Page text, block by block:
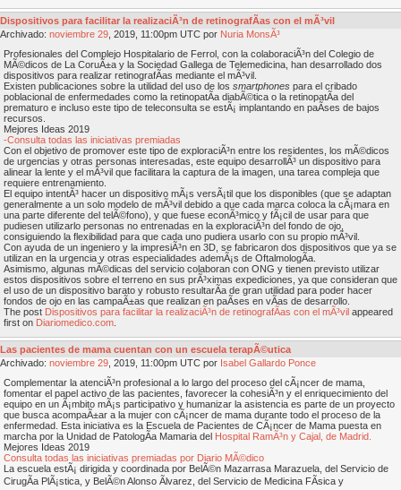
Dispositivos para facilitar la realizaciÃ³n de retinografÃ­as con el mÃ³vil
Archivado: noviembre 29 , 2019, 11:00pm UTC por Nuria MonsÃ³
Profesionales del Complejo Hospitalario de Ferrol, con la colaboraciÃ³n del Colegio de
MÃ©dicos de La CoruÃ±a y la Sociedad Gallega de Telemedicina, han desarrollado dos
dispositivos para realizar retinografÃ­as mediante el mÃ³vil.
Existen publicaciones sobre la utilidad del uso de los smartphones para el cribado
poblacional de enfermedades como la retinopatÃ­a diabÃ©tica o la retinopatÃ­a del
prematuro e incluso este tipo de teleconsulta se estÃ¡ implantando en paÃ­ses de bajos
recursos.
Mejores Ideas 2019
-Consulta todas las iniciativas premiadas
Con el objetivo de promover este tipo de exploraciÃ³n entre los residentes, los mÃ©dicos
de urgencias y otras personas interesadas, este equipo desarrollÃ³ un dispositivo para
alinear la lente y el mÃ³vil que facilitara la captura de la imagen, una tarea compleja que
requiere entrenamiento.
El equipo intentÃ³ hacer un dispositivo mÃ¡s versÃ¡til que los disponibles (que se adaptan
generalmente a un solo modelo de mÃ³vil debido a que cada marca coloca la cÃ¡mara en
una parte diferente del telÃ©fono), y que fuese econÃ³mico y fÃ¡cil de usar para que
pudiesen utilizarlo personas no entrenadas en la exploraciÃ³n del fondo de ojo,
consiguiendo la flexibilidad para que cada uno pudiera usarlo con su propio mÃ³vil.
Con ayuda de un ingeniero y la impresiÃ³n en 3D, se fabricaron dos dispositivos que ya se
utilizan en la urgencia y otras especialidades ademÃ¡s de OftalmologÃ­a.
Asimismo, algunas mÃ©dicas del servicio colaboran con ONG y tienen previsto utilizar
estos dispositivos sobre el terreno en sus prÃ³ximas expediciones, ya que consideran que
el uso de un dispositivo barato y robusto resultarÃ­a de gran utilidad para poder hacer
fondos de ojo en las campaÃ±as que realizan en paÃ­ses en vÃ­as de desarrollo.
The post Dispositivos para facilitar la realizaciÃ³n de retinografÃ­as con el mÃ³vil appeared
first on Diariomedico.com
Las pacientes de mama cuentan con un escuela terapÃ©utica
Archivado: noviembre 29 , 2019, 11:00pm UTC por Isabel Gallardo Ponce
Complementar la atenciÃ³n profesional a lo largo del proceso del cÃ¡ncer de mama,
fomentar el papel activo de las pacientes, favorecer la cohesiÃ³n y el enriquecimiento del
equipo en un Ã¡mbito mÃ¡s participativo y humanizar la asistencia es parte de un proyecto
que busca acompaÃ±ar a la mujer con cÃ¡ncer de mama durante todo el proceso de la
enfermedad. Esta iniciativa es la Escuela de Pacientes de CÃ¡ncer de Mama puesta en
marcha por la Unidad de PatologÃ­a Mamaria del Hospital RamÃ³n y Cajal, de Madrid.
Mejores Ideas 2019
Consulta todas las iniciativas premiadas por Diario MÃ©dico
La escuela estÃ¡ dirigida y coordinada por BelÃ©n Mazarrasa Marazuela, del Servicio de
CirugÃ­a PlÃ¡stica, y BelÃ©n Alonso Ãlvarez, del Servicio de Medicina FÃ­sica y